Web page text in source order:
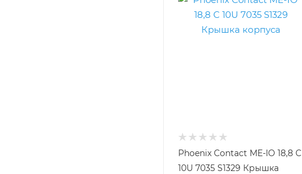
Phoenix Contact ME-IO 18,8 C
10U 7035 S1329 Крышка